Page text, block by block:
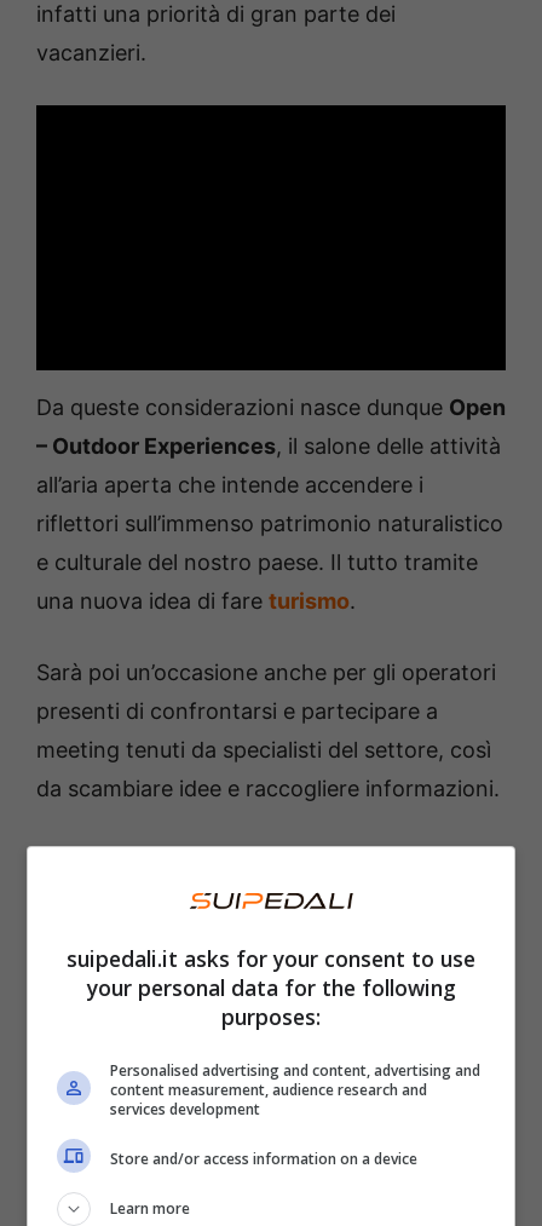
infatti una priorità di gran parte dei
vacanzieri.
Da queste considerazioni nasce dunque Open
– Outdoor Experiences, il salone delle attività
all’aria aperta che intende accendere i
riflettori sull’immenso patrimonio naturalistico
e culturale del nostro paese. Il tutto tramite
una nuova idea di fare turismo.
Sarà poi un’occasione anche per gli operatori
presenti di confrontarsi e partecipare a
meeting tenuti da specialisti del settore, così
da scambiare idee e raccogliere informazioni.
programma e attività
Ma scendiamo nei dettagli dell’evento e
forniamo quante più informazioni utili per
ingresso gratuito, previo accredito, e si
concentrerà su ambiente e territorio,
sostenibilità e accessibilità dei luoghi, ma
anche
turismo rurale
suipedali.it asks for your consent to use
your personal data for the following
purposes:
Personalised advertising and content, advertising and
content measurement, audience research and
services development
Store and/or access information on a device
Learn more